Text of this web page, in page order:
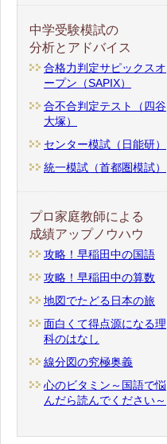
中学受験模試の
分析とアドバイス
合格力判定サピックスオ
ープン（SAPIX）
合不合判定テスト（四谷
大塚）
センター模試（日能研）
統一模試（首都圏模試）
プロ家庭教師による
成績アップノウハウ
攻略！早稲田中の国語
攻略！早稲田中の算数
地図でたどる日本の旅
面白くて得点源になる理
科のはなし
線分図の究極奥義
心のビタミン～国語で悩
んだら読んでください～